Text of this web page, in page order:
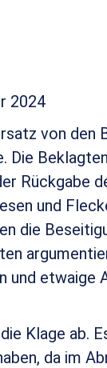
2024
von den
Rückgabe
und
die
und etwaige
Klage ab.
da im